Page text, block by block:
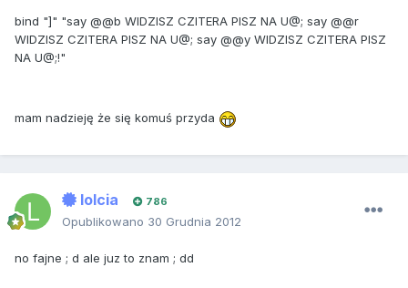
bind "]" "say @@b WIDZISZ CZITERA PISZ NA U@; say @@r
WIDZISZ CZITERA PISZ NA U@; say @@y WIDZISZ CZITERA PISZ
NA U@;!"
mam nadzieję że się komuś przyda
lolcia 786
Opublikowano 30 Grudnia 2012
no fajne ; d ale juz to znam ; dd